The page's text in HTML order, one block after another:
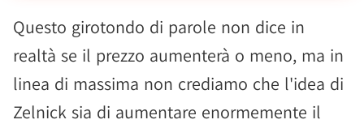
Questo girotondo di parole non dice in
realtà se il prezzo aumenterà o meno, ma in
linea di massima non crediamo che l'idea di
Zelnick sia di aumentare enormemente il